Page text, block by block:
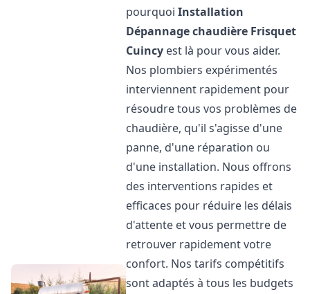
pourquoiInstallation
Dépannage chaudière Frisquet
Cuincy est là pour vous aider.
Nos plombiers expérimentés
interviennent rapidement pour
résoudre tous vos problèmes de
chaudière, qu'il s'agisse d'une
panne, d'une réparation ou
d'une installation. Nous offrons
des interventions rapides et
efficaces pour réduire les délais
d'attente et vous permettre de
retrouver rapidement votre
confort. Nos tarifs compétitifs
sont adaptés à tous les budgets